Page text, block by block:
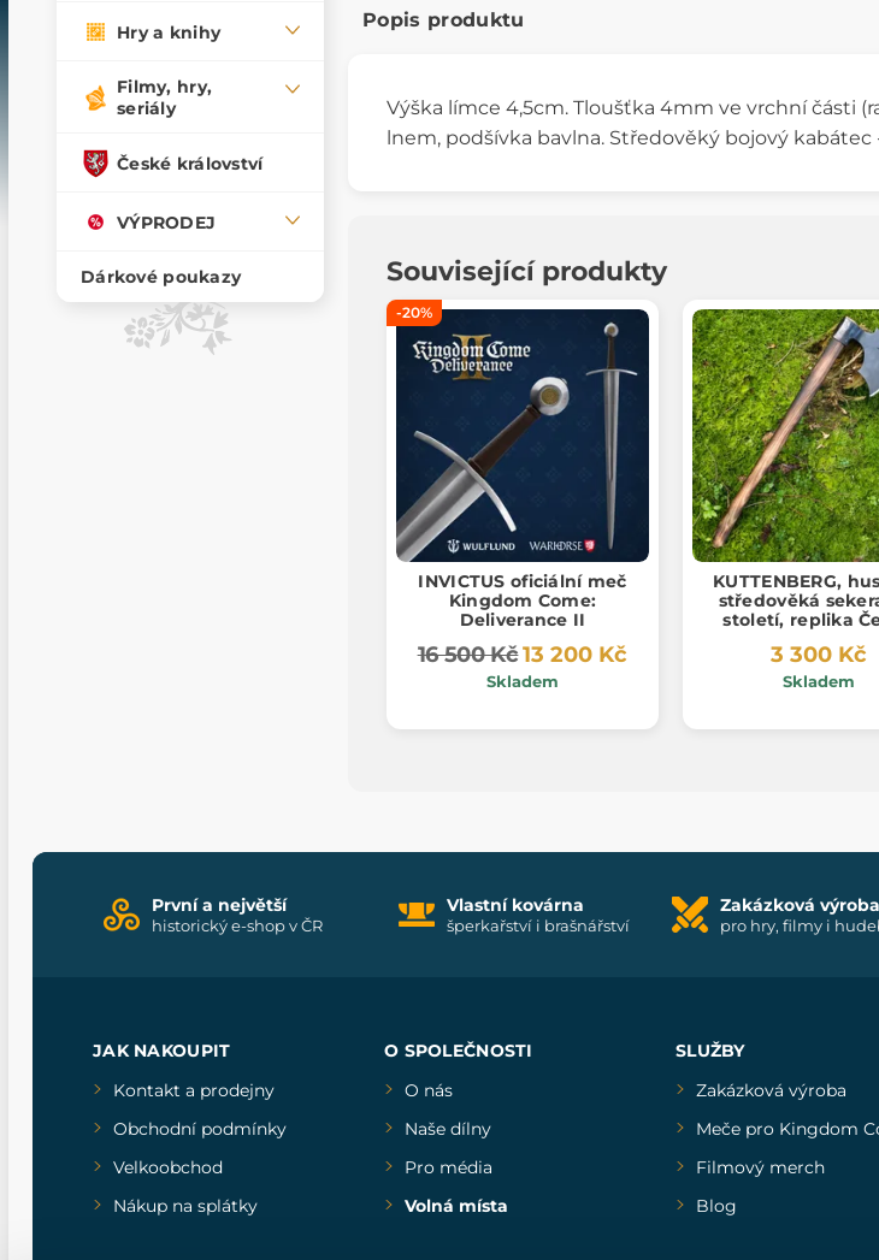
Hry a knihy
Filmy, hry,
seriály
České království
VÝPRODEJ
Dárkové poukazy
Popis produktu
Výška límce 4,5cm. Tloušťka 4mm ve vrchní části
lnem, podšívka bavlna. Středověký bojový kabátec
Související produkty
-20%
INVICTUS oficiální meč
Kingdom Come:
Deliverance II
16 500 Kč13 200 Kč
Skladem
KUTTENBERG,
středověká
století, replika
3 300 Kč
Skladem
První a největší
historický e-shop v ČR
Vlastní kovárna
šperkařství i brašnářství
Zakázková výroba
pro hry, filmy i
JAK NAKOUPIT
Kontakt a prodejny
Obchodní podmínky
Velkoobchod
Nákup na splátky
O SPOLEČNOSTI
O nás
Naše dílny
Pro média
Volná místa
SLUŽBY
Zakázková výroba
Meče pro Kingdom
Filmový merch
Blog